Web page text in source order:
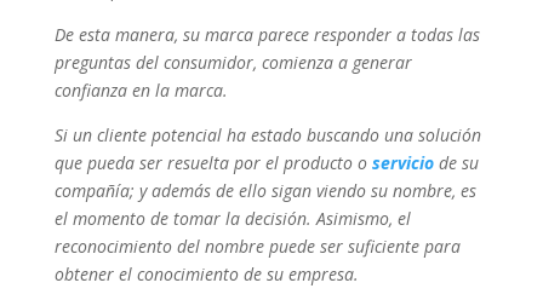
De esta manera, su marca parece responder a todas las
preguntas del consumidor, comienza a generar
confianza en la marca.
Si un cliente potencial ha estado buscando una solución
que pueda ser resuelta por el producto o serviciode su
compañía; y además de ello sigan viendo su nombre, es
el momento de tomar la decisión. Asimismo, el
reconocimiento del nombre puede ser suficiente para
obtener el conocimiento de su empresa.